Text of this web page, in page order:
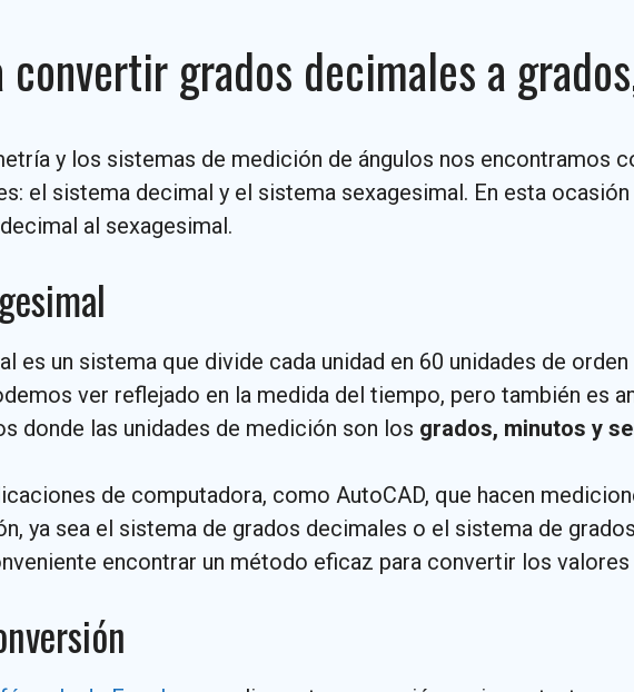
convertir grados decimales a
y los sistemas de medición de ángulos nos encontramos
el sistema decimal y el sistema sexagesimal. En esta
al sexagesimal.
es un sistema que divide cada unidad en 60 unidades de
ver reflejado en la medida del tiempo, pero también es
donde las unidades de medición son los grados, minutos y
de computadora, como AutoCAD, que hacen
ya sea el sistema de grados decimales o el sistema de
encontrar un método eficaz para convertir los